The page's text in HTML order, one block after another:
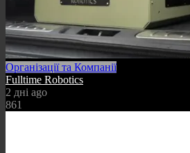
Організації та Компанії
Fulltime Robotics
2 дні ago
861